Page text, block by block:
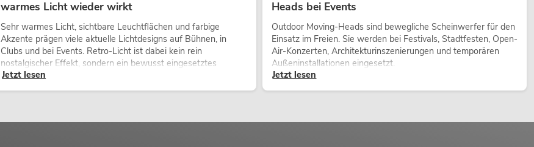
warmes Licht wieder wirkt
Sehr warmes Licht, sichtbare Leuchtflächen und farbige
Akzente prägen viele aktuelle Lichtdesigns auf Bühnen, in
Clubs und bei Events. Retro-Licht ist dabei kein rein
nostalgischer Effekt, sondern ein bewusst eingesetztes
Gestaltungsmittel: Es schafft Atmosphäre, gibt Szenen
Jetzt lesen
Heads bei Events
Outdoor Moving-Heads sind bewegliche Scheinwerfer für den
Einsatz im Freien. Sie werden bei Festivals, Stadtfesten, Open-
Air-Konzerten, Architekturinszenierungen und temporären
Außeninstallationen eingesetzt.
Jetzt lesen